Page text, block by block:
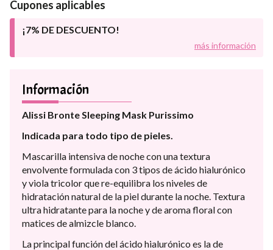
Cupones aplicables
¡7% DE DESCUENTO!
más información
Información
Alissi Bronte Sleeping Mask Purissimo
Indicada para todo tipo de pieles.
Mascarilla intensiva de noche con una textura
envolvente formulada con 3 tipos de ácido hialurónico
y viola tricolor que re-equilibra los niveles de
hidratación natural de la piel durante la noche. Textura
ultra hidratante para la noche y de aroma floral con
matices de almizcle blanco.
La principal función del ácido hialurónico es la de